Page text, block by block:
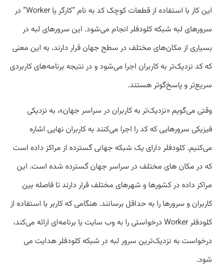
این کار با استفاده از قطعات کوچک کد به نام “کارگر یا Worker” در
سرور‌های لبه شبکه کلودفلر انجام می‌شود. این سرور‌های لبه در
بسیاری از مکان‌های مختلف در سطح جهان قرار دارند، به این معنی
که کد نزدیک‌تر به کاربران اجرا می‌شود و در نتیجه برنامه‌های کاربردی
سریع‌تر و پاسخ‌گوتر هستند.
وقتی می‌گویم «نزدیک‌تر به کاربران در سراسر جهان»، به نزدیکی
فیزیکی سرورهایی که کد را اجرا می‌کنند به کاربران نهایی اشاره
می‌کنیم. کلودفلر دارای یک شبکه جهانی گسترده از مراکز داده است
که در مکان های مختلف در سراسر جهان گسترده شده است. این
مراکز داده در کشورها و شهرهای مختلف قرار دارند تا فاصله بین
کاربران و سرورها را به حداقل برسانند. هنگامی که کاربر با استفاده از
کلودفلر Worker درخواستی را به وب سایت یا برنامه‌ای ارائه می‌کند،
درخواست به نزدیک‌ترین سرور لبه در شبکه کلودفلر هدایت می
شود.